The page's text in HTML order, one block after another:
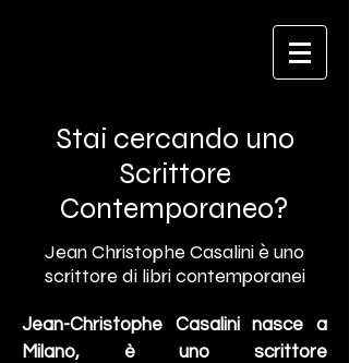
Stai cercando uno
Scrittore
Contemporaneo?
Jean Christophe Casalini è uno
scrittore di libri contemporanei
Jean-Christophe Casalini nasce a
Milano, è uno scrittore